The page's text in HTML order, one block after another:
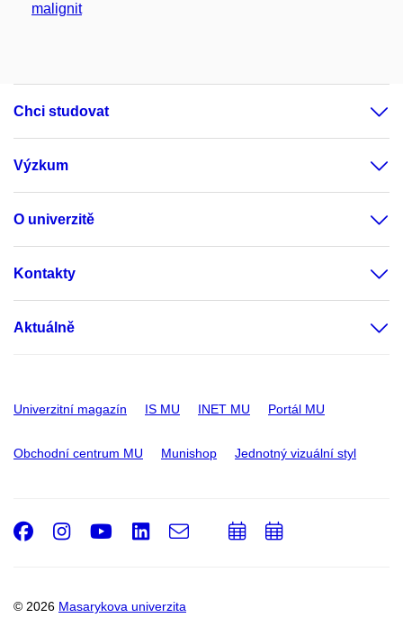
malignit
Chci studovat
Výzkum
O univerzitě
Kontakty
Aktuálně
Univerzitní magazín IS MU INET MU Portál MU
Obchodní centrum MU Munishop Jednotný vizuální styl
© 2026 Masarykova univerzita
Facebook
Instagram
Youtube
LinkedIn
e-
PřidatPřidat